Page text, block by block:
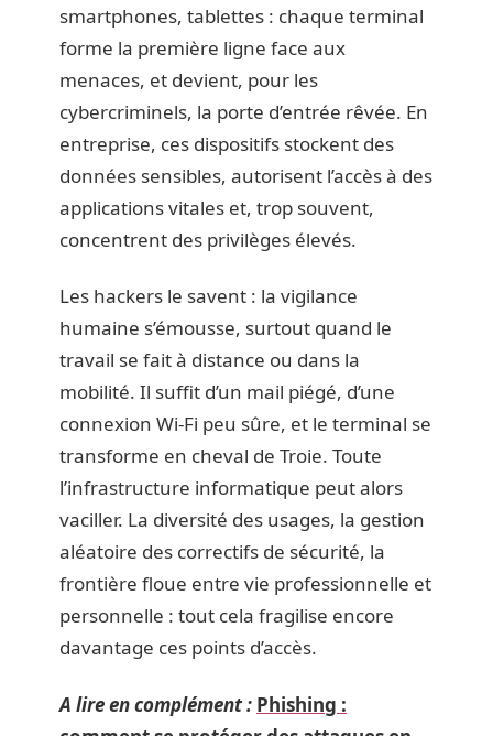
smartphones, tablettes : chaque terminal
forme la première ligne face aux
menaces, et devient, pour les
cybercriminels, la porte d’entrée rêvée. En
entreprise, ces dispositifs stockent des
données sensibles, autorisent l’accès à des
applications vitales et, trop souvent,
concentrent des privilèges élevés.
Les hackers le savent : la vigilance
humaine s’émousse, surtout quand le
travail se fait à distance ou dans la
mobilité. Il suffit d’un mail piégé, d’une
connexion Wi-Fi peu sûre, et le terminal se
transforme en cheval de Troie. Toute
l’infrastructure informatique peut alors
vaciller. La diversité des usages, la gestion
aléatoire des correctifs de sécurité, la
frontière floue entre vie professionnelle et
personnelle : tout cela fragilise encore
davantage ces points d’accès.
A lire en complément : Phishing :